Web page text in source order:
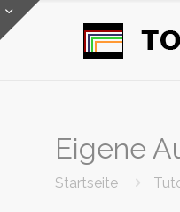
Eigene
Startseite